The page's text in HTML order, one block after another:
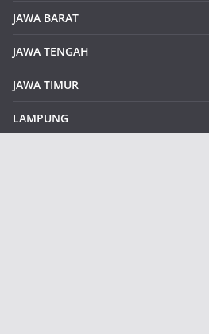
JAWA BARAT
JAWA TENGAH
JAWA TIMUR
LAMPUNG